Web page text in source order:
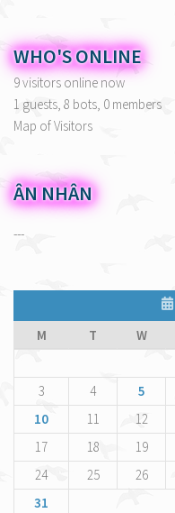
WHO'S ONLINE
9 visitors online now
1 guests, 8 bots, 0 members
Map of Visitors
ÂN NHÂN
---
M
T W
3
4 5
10
11 12
17
18 19
24
25 26
31